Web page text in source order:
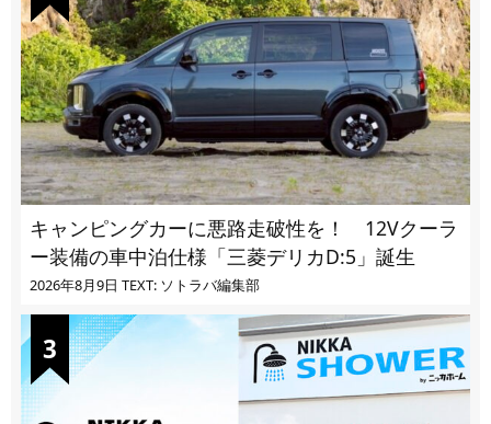
キャンピングカーに悪路走破性を！ 12Vクーラ
ー装備の車中泊仕様「三菱デリカD:5」誕生
2026年8月9日 TEXT: ソトラバ編集部